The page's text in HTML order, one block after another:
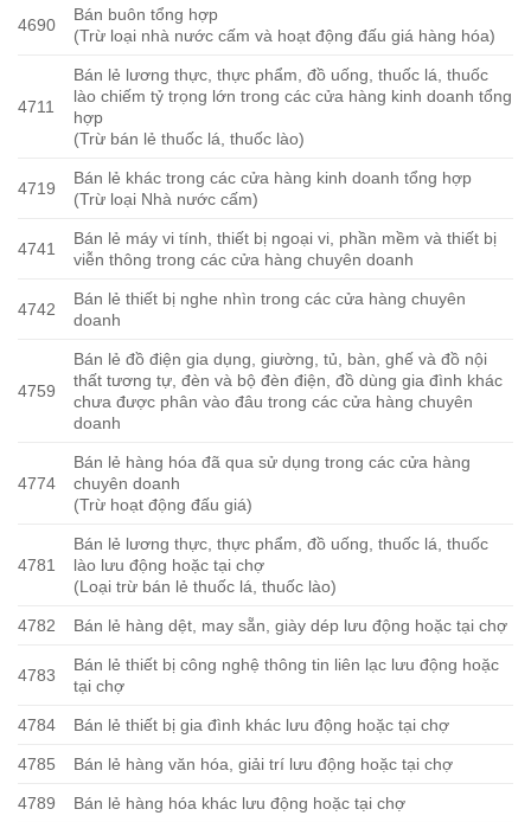
4690
Bán buôn tổng hợp
(Trừ loại nhà nước cấm và hoạt động đấu giá hàng hóa)
4711
Bán lẻ lương thực, thực phẩm, đồ uống, thuốc lá, thuốc
lào chiếm tỷ trọng lớn trong các cửa hàng kinh doanh tổng
hợp
(Trừ bán lẻ thuốc lá, thuốc lào)
4719
Bán lẻ khác trong các cửa hàng kinh doanh tổng hợp
(Trừ loại Nhà nước cấm)
4741
Bán lẻ máy vi tính, thiết bị ngoại vi, phần mềm và thiết bị
viễn thông trong các cửa hàng chuyên doanh
4742
Bán lẻ thiết bị nghe nhìn trong các cửa hàng chuyên
doanh
4759
Bán lẻ đồ điện gia dụng, giường, tủ, bàn, ghế và đồ nội
thất tương tự, đèn và bộ đèn điện, đồ dùng gia đình khác
chưa được phân vào đâu trong các cửa hàng chuyên
doanh
4774
Bán lẻ hàng hóa đã qua sử dụng trong các cửa hàng
chuyên doanh
(Trừ hoạt động đấu giá)
4781
Bán lẻ lương thực, thực phẩm, đồ uống, thuốc lá, thuốc
lào lưu động hoặc tại chợ
(Loại trừ bán lẻ thuốc lá, thuốc lào)
4782 Bán lẻ hàng dệt, may sẵn, giày dép lưu động hoặc tại chợ
4783
Bán lẻ thiết bị công nghệ thông tin liên lạc lưu động hoặc
tại chợ
4784 Bán lẻ thiết bị gia đình khác lưu động hoặc tại chợ
4785 Bán lẻ hàng văn hóa, giải trí lưu động hoặc tại chợ
4789 Bán lẻ hàng hóa khác lưu động hoặc tại chợ